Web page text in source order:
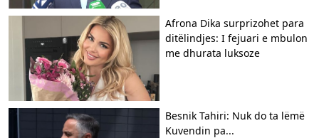
Afrona Dika surprizohet para
ditëlindjes: I fejuari e mbulon
me dhurata luksoze
Besnik Tahiri: Nuk do ta lëmë
Kuvendin pa...